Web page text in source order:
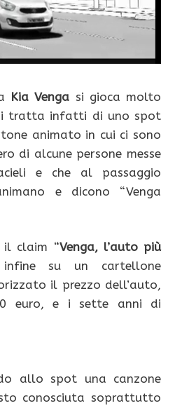
Kia Venga si gioca molto
tratta infatti di uno spot
animato in cui ci sono
di alcune persone messe
e che al passaggio
e dicono “Venga
il claim “Venga, l’auto più
su un cartellone
il prezzo dell’auto,
euro, e i sette anni di
allo spot una canzone
conosciuta soprattutto